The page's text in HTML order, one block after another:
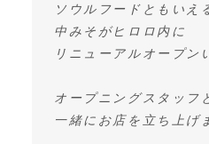
ソウルフードともいえ
中みそがヒロロ内に
リニューアルオープン
オープニングスタッフ
一緒にお店を立ち上げ